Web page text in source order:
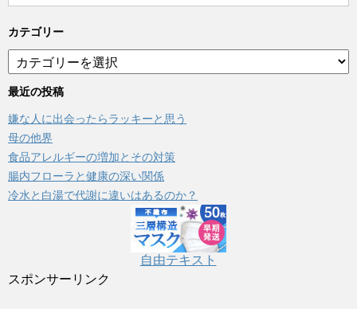
カテゴリー
テ
ゴ
ー
最近の投稿
嫌な人に出会ったらラッキーと思う
母の他界
食品アレルギーの増加とその対策
腸内フローラと健康の深い関係
冷水と白湯で代謝に違いはあるのか？
自由テキスト
スポンサーリンク